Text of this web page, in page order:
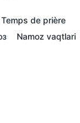
Temps de prière
Namoz vaqtlari